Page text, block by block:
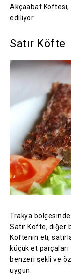
Akçaabat Köftesi,
ediliyor.
Satır Köfte
Trakya
Satır Köfte, diğer
Köftenin eti,
küçük et
benzeri şekli ve
uygun.